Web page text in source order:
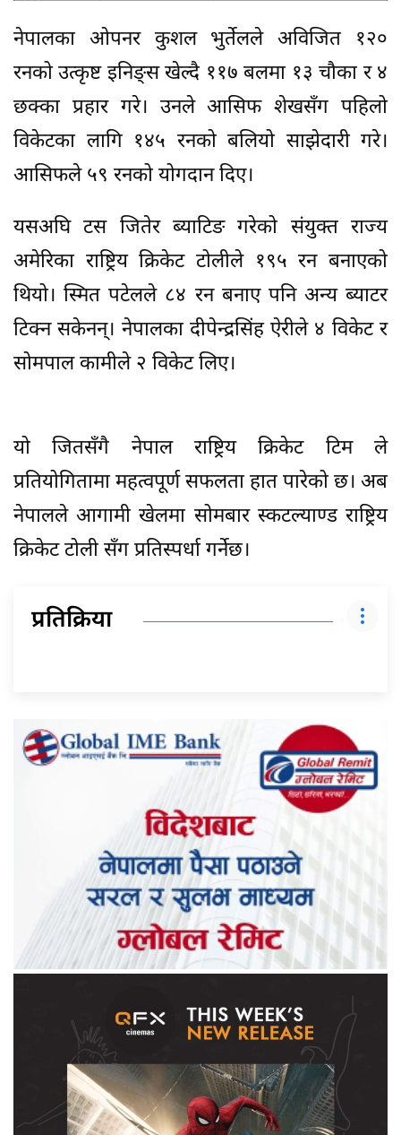
नेपालका ओपनर कुशल भुर्तेलले अविजित १२०
रनको उत्कृष्ट इनिङ्स खेल्दै ११७ बलमा १३ चौका र ४
छक्का प्रहार गरे। उनले आसिफ शेखसँग पहिलो
विकेटका लागि १४५ रनको बलियो साझेदारी गरे।
आसिफले ५९ रनको योगदान दिए।
यसअघि टस जितेर ब्याटिङ गरेको संयुक्त राज्य
अमेरिका राष्ट्रिय क्रिकेट टोलीले १९५ रन बनाएको
थियो। स्मित पटेलले ८४ रन बनाए पनि अन्य ब्याटर
टिक्न सकेनन्। नेपालका दीपेन्द्रसिंह ऐरीले ४ विकेट र
सोमपाल कामीले २ विकेट लिए।
यो जितसँगै नेपाल राष्ट्रिय क्रिकेट टिम ले
प्रतियोगितामा महत्वपूर्ण सफलता हात पारेको छ। अब
नेपालले आगामी खेलमा सोमबार स्कटल्याण्ड राष्ट्रिय
क्रिकेट टोली सँग प्रतिस्पर्धा गर्नेछ।
प्रतिक्रिया